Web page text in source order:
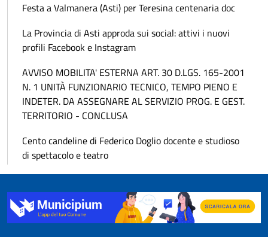
Festa a Valmanera (Asti) per Teresina centenaria doc
La Provincia di Asti approda sui social: attivi i nuovi
profili Facebook e Instagram
AVVISO MOBILITA' ESTERNA ART. 30 D.LGS. 165-2001
N. 1 UNITÀ FUNZIONARIO TECNICO, TEMPO PIENO E
INDETER. DA ASSEGNARE AL SERVIZIO PROG. E GEST.
TERRITORIO - CONCLUSA
Cento candeline di Federico Doglio docente e studioso
di spettacolo e teatro